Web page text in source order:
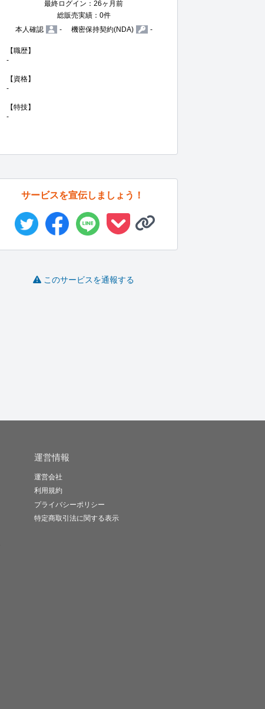
最終ログイン：26ヶ月前
総販売実績：0件
本人確認
- 機密保持契約(NDA) -
【職歴】
-
【資格】
-
【特技】
-
サービスを宣伝しましょう！
このサービスを通報する
運営情報
運営会社
利用規約
プライバシーポリシー
特定商取引法に関する表示